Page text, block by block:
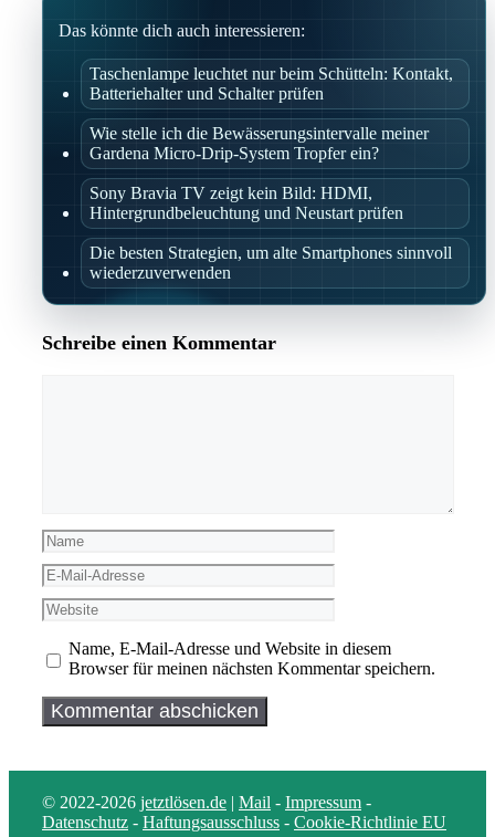
Das könnte dich auch interessieren:
Taschenlampe leuchtet nur beim Schütteln: Kontakt,
Batteriehalter und Schalter prüfen
Wie stelle ich die Bewässerungsintervalle meiner
Gardena Micro-Drip-System Tropfer ein?
Sony Bravia TV zeigt kein Bild: HDMI,
Hintergrundbeleuchtung und Neustart prüfen
Die besten Strategien, um alte Smartphones sinnvoll
wiederzuverwenden
Schreibe einen Kommentar
Name
E-
Mail-
Adresse
Website
Name, E-Mail-Adresse und Website in diesem
Browser für meinen nächsten Kommentar speichern.
© 2022-2026 jetztlösen.de | Mail - Impressum -
Datenschutz - Haftungsausschluss - Cookie-Richtlinie EU